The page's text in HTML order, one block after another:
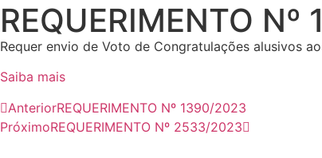
REQUERIMENTO
Requer envio de Voto de Congratulações alusivos
Saiba mais
AnteriorREQUERIMENTO Nº 1390/2023
PróximoREQUERIMENTO Nº 2533/2023